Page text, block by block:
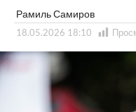
Рамиль Самиров
18.05.2026 18:10